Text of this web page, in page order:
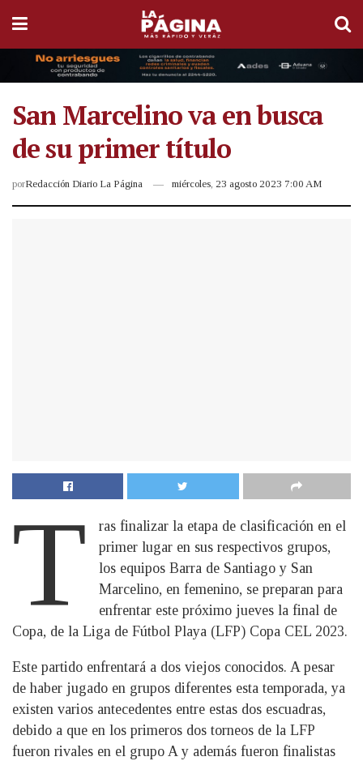
San Marcelino va en busca
de su primer título
porRedacción Diario La Página miércoles, 23 agosto 2023 7:00 AM
T
ras finalizar la etapa de clasificación en el
primer lugar en sus respectivos grupos,
los equipos Barra de Santiago y San
Marcelino, en femenino, se preparan para
enfrentar este próximo jueves la final de
Copa, de la Liga de Fútbol Playa (LFP) Copa CEL 2023.
Este partido enfrentará a dos viejos conocidos. A pesar
de haber jugado en grupos diferentes esta temporada, ya
existen varios antecedentes entre estas dos escuadras,
debido a que en los primeros dos torneos de la LFP
fueron rivales en el grupo A y además fueron finalistas